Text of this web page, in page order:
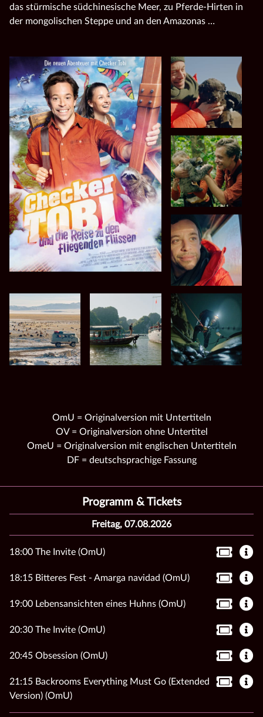
das stürmische südchinesische Meer, zu Pferde-Hirten in
der mongolischen Steppe und an den Amazonas …
OmU = Originalversion mit Untertiteln
OV = Originalversion ohne Untertitel
OmeU = Originalversion mit englischen Untertiteln
DF = deutschsprachige Fassung
Programm & Tickets
Freitag, 07.08.2026
18:00 The Invite (OmU)
18:15 Bitteres Fest - Amarga navidad (OmU)
19:00 Lebensansichten eines Huhns (OmU)
20:30 The Invite (OmU)
20:45 Obsession (OmU)
21:15 Backrooms Everything Must Go (Extended
Version) (OmU)